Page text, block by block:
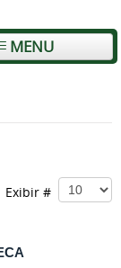
MENU
Exibir #